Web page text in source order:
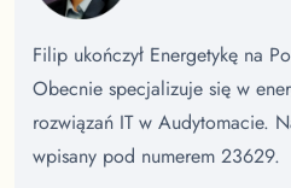
Filip ukończył Energetykę na
Obecnie specjalizuje się w
rozwiązań IT w Audytomacie.
wpisany pod numerem 23629.